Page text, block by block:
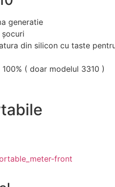
generatie
din silicon cu taste
( doar modelul 3310 )